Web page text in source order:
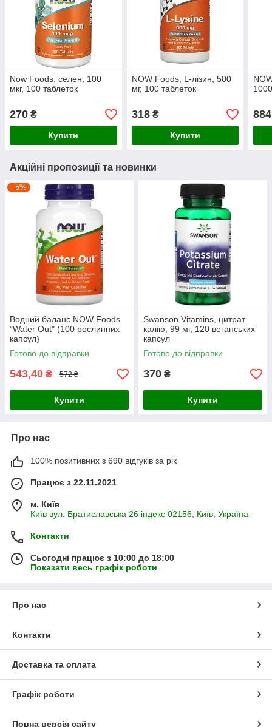
Now Foods, селен, 100
мкг, 100 таблеток
270 ₴
Купити
NOW Foods, L-лізин, 500
мг, 100 таблеток
318₴
Купити
884
Акційні пропозиції та новинки
–5%
Водний баланс NOW Foods
"Water Out" (100 рослинних
капсул)
Готово до відправки
543,40 ₴ 572 ₴
Купити
Swanson Vitamins, цитрат
калію, 99 мг, 120 веганських
капсул
Готово до відправки
370 ₴
Купити
Про нас
100% позитивних з 690 відгуків за рік
Працює з 22.11.2021
м. Київ
Київ вул. Братиславська 26 індекс 02156, Київ, Україна
Контакти
Сьогодні працює з 10:00 до 18:00
Показати весь графік роботи
Про нас
Контакти
Доставка та оплата
Графік роботи
Повна версія сайту